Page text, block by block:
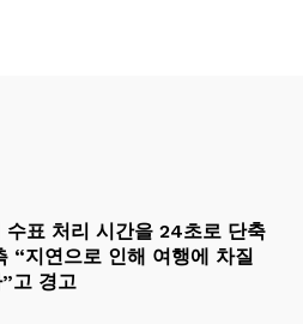
수표 처리 시간을 24초로 단축
“지연으로 인해 여행에 차질
고 경고